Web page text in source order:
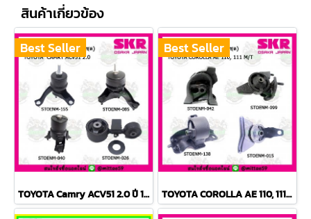
สินค้าเกี่ยวข้อง
Best Seller
TOYOTA Camry ACV51 2.0 ปี 12-18 ยางแท่นเครื่องครบชุด กระดูกหมา
Best Seller
TOYOTA COROLLA AE 110, 111 M/T สามห่วง ยางแท่นเครื่องครบชุด SKR